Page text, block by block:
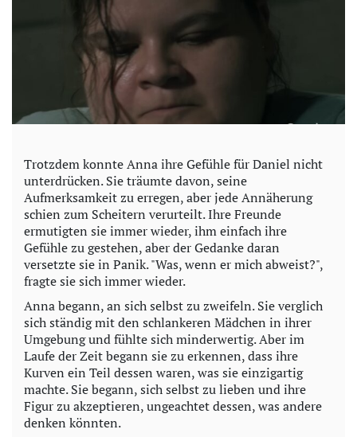
Trotzdem konnte Anna ihre Gefühle für Daniel nicht
unterdrücken. Sie träumte davon, seine
Aufmerksamkeit zu erregen, aber jede Annäherung
schien zum Scheitern verurteilt. Ihre Freunde
ermutigten sie immer wieder, ihm einfach ihre
Gefühle zu gestehen, aber der Gedanke daran
versetzte sie in Panik. "Was, wenn er mich abweist?",
fragte sie sich immer wieder.
Anna begann, an sich selbst zu zweifeln. Sie verglich
sich ständig mit den schlankeren Mädchen in ihrer
Umgebung und fühlte sich minderwertig. Aber im
Laufe der Zeit begann sie zu erkennen, dass ihre
Kurven ein Teil dessen waren, was sie einzigartig
machte. Sie begann, sich selbst zu lieben und ihre
Figur zu akzeptieren, ungeachtet dessen, was andere
denken könnten.